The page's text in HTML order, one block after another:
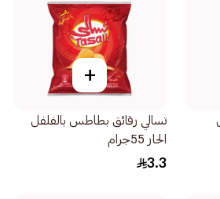
+
تسالي رقائق بطاطس بالفلفل
الحار 55جرام
3.3